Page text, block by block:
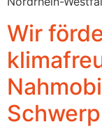
Wir